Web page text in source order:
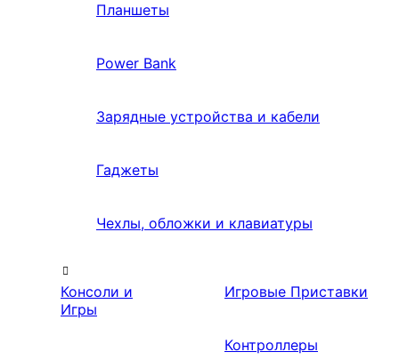
Планшеты
Power Bank
Зарядные устройства и кабели
Гаджеты
Чехлы, обложки и клавиатуры
Консоли и
Игры
Игровые Приставки
Контроллеры